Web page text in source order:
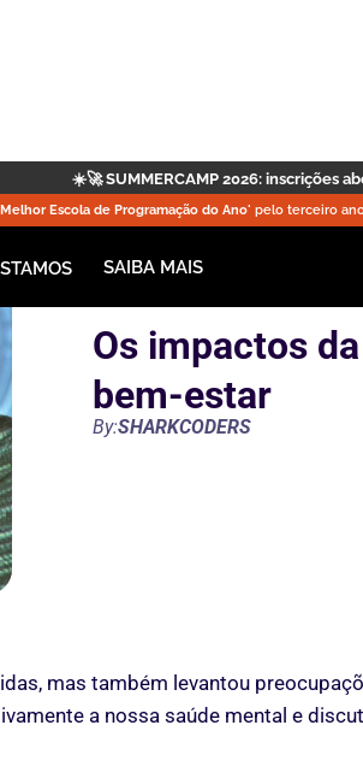
2026: inscrições abertas — garanta já a
Escola de Programação do Ano' pelo terceiro
SAIBA MAIS
Os impactos
bem-estar
By:SHARKCODERS
mas também levantou
a nossa saúde mental e